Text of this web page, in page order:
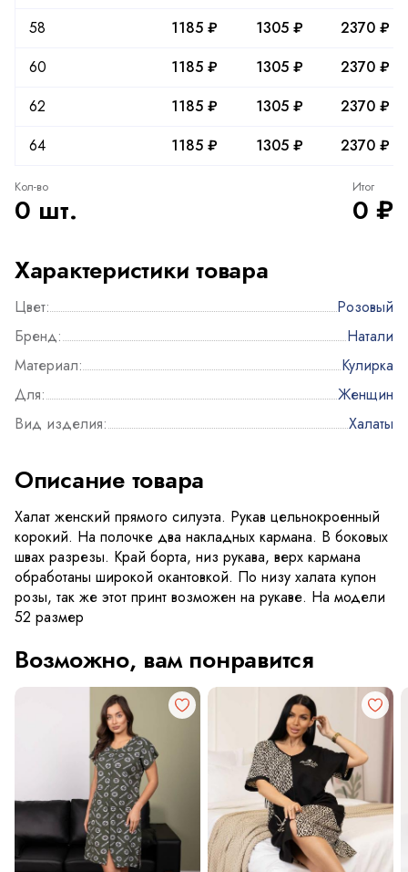
58
1185 ₽ 1305 ₽
2370 ₽
60
1185 ₽ 1305 ₽
2370 ₽
62
1185 ₽ 1305 ₽
2370 ₽
64
1185 ₽ 1305 ₽ 2370 ₽
Кол-во
0 шт.
Итог
0 ₽
Характеристики товара
Цвет:
Розовый
Бренд:
Натали
Материал:
Кулирка
Для:
Женщин
Вид изделия:
Халаты
Описание товара
Халат женский прямого силуэта. Рукав цельнокроенный
корокий. На полочке два накладных кармана. В боковых
швах разрезы. Край борта, низ рукава, верх кармана
обработаны широкой окантовкой. По низу халата купон
розы, так же этот принт возможен на рукаве. На модели
52 размер
Возможно, вам понравится